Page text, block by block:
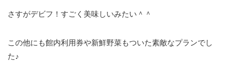
さすがデビフ！すごく美味しいみたい＾＾
この他にも館内利用券や新鮮野菜もついた素敵なプランでし
た♪